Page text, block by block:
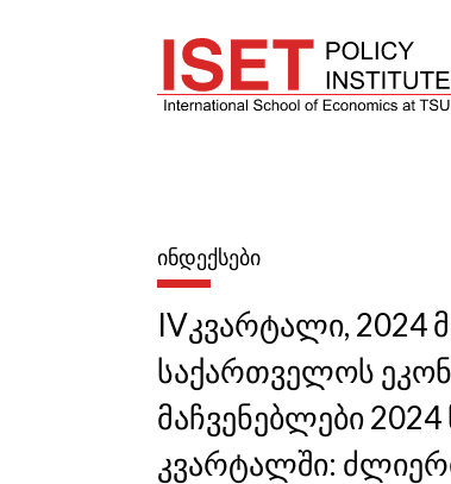
ᲘᲜᲓᲔᲥᲡᲔᲑᲘ
IVკვარტალი, 2024
საქართველოს
მაჩვენებლები
კვარტალში: